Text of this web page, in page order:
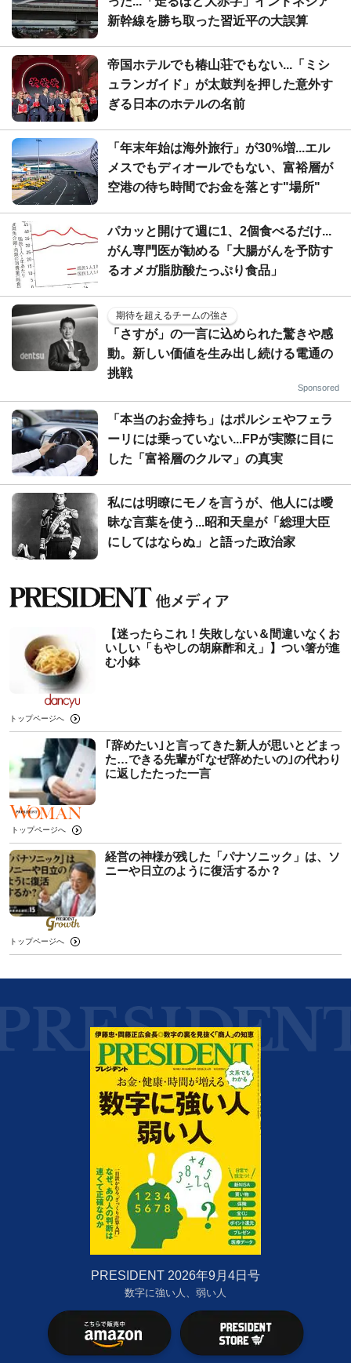
新幹線を勝ち取った習近平の大誤算
帝国ホテルでも椿山荘でもない...「ミシ
ュランガイド」が太鼓判を押した意外す
ぎる日本のホテルの名前
「年末年始は海外旅行」が30%増...エル
メスでもディオールでもない、富裕層が
空港の待ち時間でお金を落とす"場所"
パカッと開けて週に1、2個食べるだけ...
がん専門医が勧める「大腸がんを予防す
るオメガ脂肪酸たっぷり食品」
期待を超えるチームの強さ
「さすが」の一言に込められた驚きや感
動。新しい価値を生み出し続ける電通の
挑戦
Sponsored
「本当のお金持ち」はポルシェやフェラ
ーリには乗っていない...FPが実際に目に
した「富裕層のクルマ」の真実
私には明瞭にモノを言うが、他人には曖
昧な言葉を使う...昭和天皇が「総理大臣
にしてはならぬ」と語った政治家
【迷ったらこれ！失敗しない＆間違いなくお
いしい「もやしの胡麻酢和え」】つい箸が進
む小鉢
トップページへ
｢辞めたい｣と言ってきた新人が思いとどまっ
た…できる先輩が｢なぜ辞めたいの｣の代わり
に返したたった一言
トップページへ
経営の神様が残した「パナソニック」は、ソ
ニーや日立のように復活するか？
トップページへ
PRESIDENT 2026年9月4日号
数字に強い人、弱い人